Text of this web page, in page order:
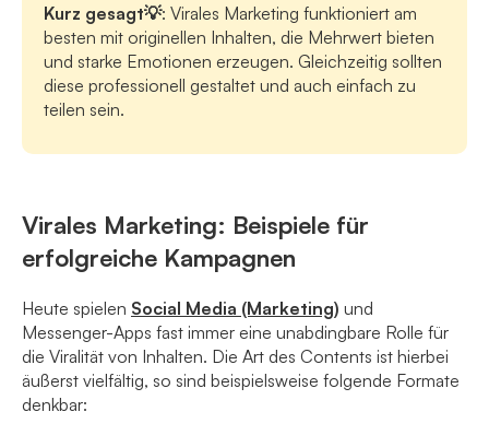
Kurz gesagt💡: Virales Marketing funktioniert am
besten mit originellen Inhalten, die Mehrwert bieten
und starke Emotionen erzeugen. Gleichzeitig sollten
diese professionell gestaltet und auch einfach zu
teilen sein.
Virales Marketing: Beispiele für
erfolgreiche Kampagnen
Heute spielen Social Media (Marketing) und
Messenger-Apps fast immer eine unabdingbare Rolle für
die Viralität von Inhalten. Die Art des Contents ist hierbei
äußerst vielfältig, so sind beispielsweise folgende Formate
denkbar: